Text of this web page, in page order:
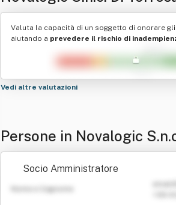
C.
Valuta la capacità di un soggetto di onorare
aiutando a prevedere il rischio di
Vedi altre valutazioni
Persone in Novalogic
Giovanni & C.
Socio Amministratore
Nome e Cognome